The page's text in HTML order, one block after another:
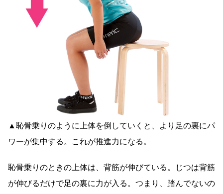
▲恥骨乗りのように上体を倒していくと、より足の裏にパ
ワーが集中する。これが推進力になる。
恥骨乗りのときの上体は、背筋が伸びている。じつは背筋
が伸びるだけで足の裏に力が入る。つまり、踏んでないの